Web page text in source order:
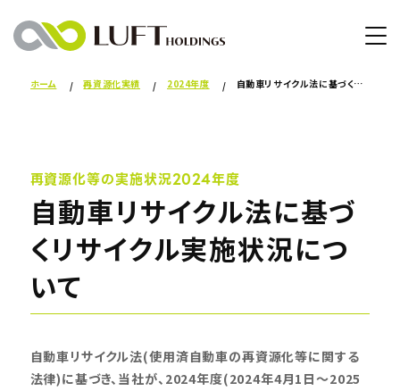
ホーム 再資源化実績 2024年度 自動車リサイクル法に基づくリサイクル実施状況について
再資源化等の実施状況2024年度
自動車リサイクル法に基づ
くリサイクル実施状況につ
いて
自動車リサイクル法(使用済自動車の再資源化等に関する
法律)に基づき、当社が、2024年度(2024年4月1日～2025